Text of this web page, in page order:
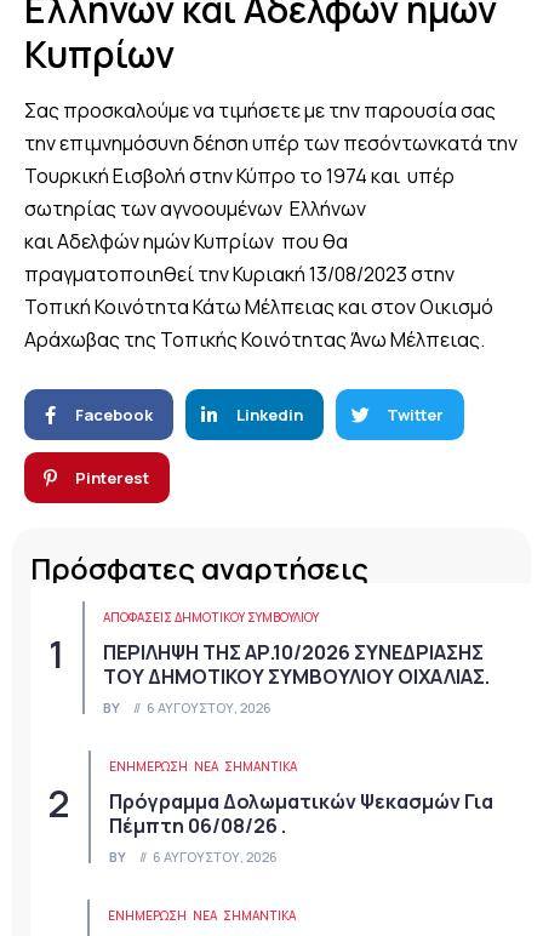
Κυπρίων
Σας προσκαλούμε να τιμήσετε με την παρουσία σας
την επιμνημόσυνη δέηση υπέρ των πεσόντωνκατά την
Τουρκική Εισβολή στην Κύπρο το 1974 και υπέρ
σωτηρίας των αγνοουμένων Ελλήνων
και Αδελφών ημών Κυπρίων που θα
πραγματοποιηθεί την Κυριακή 13/08/2023 στην
Τοπική Κοινότητα Κάτω Μέλπειας και στον Οικισμό
Αράχωβας της Τοπικής Κοινότητας Άνω Μέλπειας.
Facebook Linkedin Twitter
Pinterest
Πρόσφατες αναρτήσεις
ΑΠΟΦΆΣΕΙΣ ΔΗΜΟΤΙΚΟΎ ΣΥΜΒΟΥΛΊΟΥ
ΠΕΡΙΛΗΨΗ ΤΗΣ ΑΡ.10/2026 ΣΥΝΕΔΡΙΑΣΗΣ
ΤΟΥ ΔΗΜΟΤΙΚΟΥ ΣΥΜΒΟΥΛΙΟΥ ΟΙΧΑΛΙΑΣ.
BY 6 ΑΥΓΟΎΣΤΟΥ, 2026
ΕΝΗΜΕΡΩΣΗ ΝΈΑ ΣΗΜΑΝΤΙΚΆ
Πρόγραμμα Δολωματικών Ψεκασμών Για
Πέμπτη 06/08/26 .
BY 6 ΑΥΓΟΎΣΤΟΥ, 2026
ΕΝΗΜΕΡΩΣΗ ΝΈΑ ΣΗΜΑΝΤΙΚΆ